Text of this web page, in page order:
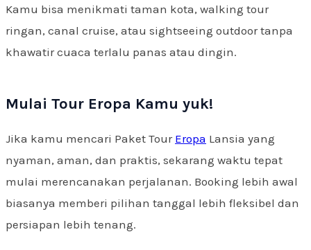
Kamu bisa menikmati taman kota, walking tour
ringan, canal cruise, atau sightseeing outdoor tanpa
khawatir cuaca terlalu panas atau dingin.
Mulai Tour Eropa Kamu yuk!
Jika kamu mencari Paket Tour Eropa Lansia yang
nyaman, aman, dan praktis, sekarang waktu tepat
mulai merencanakan perjalanan. Booking lebih awal
biasanya memberi pilihan tanggal lebih fleksibel dan
persiapan lebih tenang.